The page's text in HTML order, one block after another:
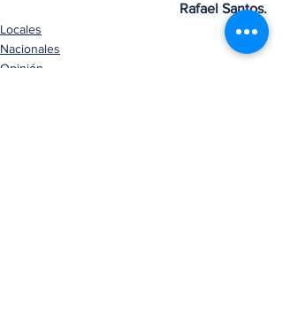
Rafael Santos.
Locales
Nacionales
Opinión